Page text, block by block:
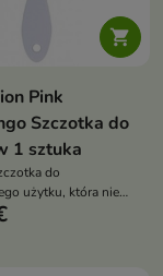

Pink
Szczotka do
1 sztuka
do
użytku, która nie
w pielęgnacji